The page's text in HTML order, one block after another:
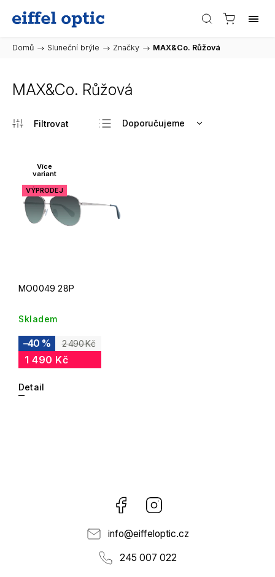
Domů / Sluneční brýle / Značky / MAX&Co. Růžová
MAX&Co. Růžová
Doporučujeme
Více
variant
VÝPRODEJ
MO0049 28P
Skladem
2 490 Kč
–40 %
1 490 Kč
Detail
Facebook
info@eiffeloptic.cz
245 007 022